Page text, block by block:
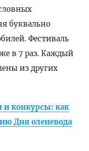
буквально
Фестиваль
в 7 раз. Каждый
из других
конкурсы: как
Дня оленевода